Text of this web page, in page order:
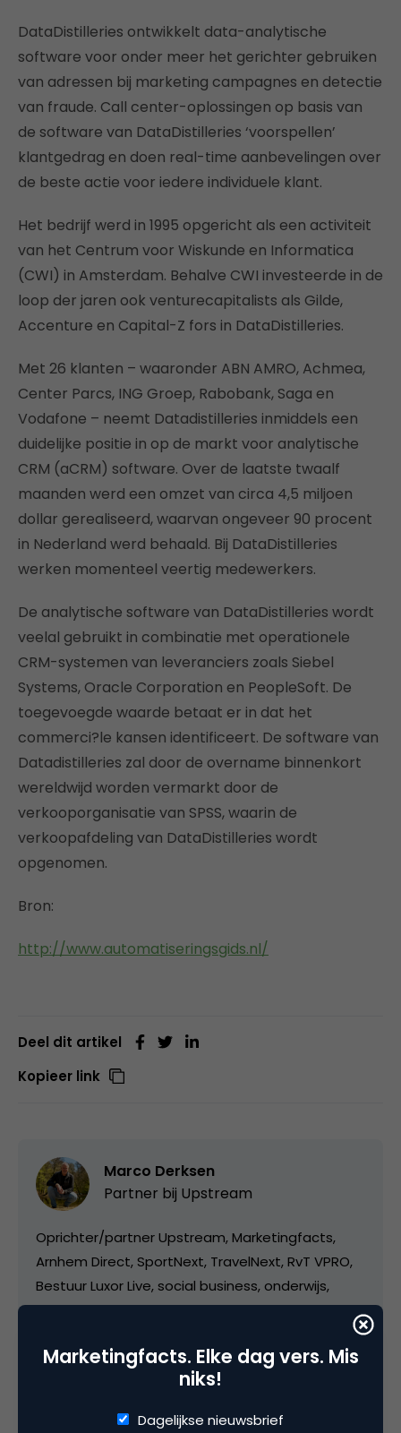
DataDistilleries ontwikkelt data-analytische
software voor onder meer het gerichter gebruiken
van adressen bij marketing campagnes en detectie
van fraude. Call center-oplossingen op basis van
de software van DataDistilleries ‘voorspellen’
klantgedrag en doen real-time aanbevelingen over
de beste actie voor iedere individuele klant.
Het bedrijf werd in 1995 opgericht als een activiteit
van het Centrum voor Wiskunde en Informatica
(CWI) in Amsterdam. Behalve CWI investeerde in de
loop der jaren ook venturecapitalists als Gilde,
Accenture en Capital-Z fors in DataDistilleries.
Met 26 klanten – waaronder ABN AMRO, Achmea,
Center Parcs, ING Groep, Rabobank, Saga en
Vodafone – neemt Datadistilleries inmiddels een
duidelijke positie in op de markt voor analytische
CRM (aCRM) software. Over de laatste twaalf
maanden werd een omzet van circa 4,5 miljoen
dollar gerealiseerd, waarvan ongeveer 90 procent
in Nederland werd behaald. Bij DataDistilleries
werken momenteel veertig medewerkers.
De analytische software van DataDistilleries wordt
veelal gebruikt in combinatie met operationele
CRM-systemen van leveranciers zoals Siebel
Systems, Oracle Corporation en PeopleSoft. De
toegevoegde waarde betaat er in dat het
commerci?le kansen identificeert. De software van
Datadistilleries zal door de overname binnenkort
wereldwijd worden vermarkt door de
verkooporganisatie van SPSS, waarin de
verkoopafdeling van DataDistilleries wordt
opgenomen.
Bron:
http://www.automatiseringsgids.nl/
Deel dit artikel
Kopieer link
Marco Derksen
Partner bij Upstream
Oprichter/partner Upstream, Marketingfacts,
Arnhem Direct, SportNext, TravelNext, RvT VPRO,
Bestuur Luxor Live, social business, onderwijs,
fotografie en vader!
Marketingfacts. Elke dag vers. Mis
niks!
Dagelijkse nieuwsbrief